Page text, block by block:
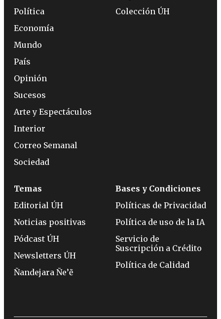
Política
Economía
Mundo
País
Opinión
Sucesos
Arte y Espectáculos
Interior
Correo Semanal
Sociedad
Colección ÚH
Temas
Editorial ÚH
Noticias positivas
Pódcast ÚH
Newsletters ÚH
Ñandejara Ñe’ẽ
Bases y Condiciones
Políticas de Privacidad
Política de uso de la IA
Servicio de
Suscripción a Crédito
Política de Calidad